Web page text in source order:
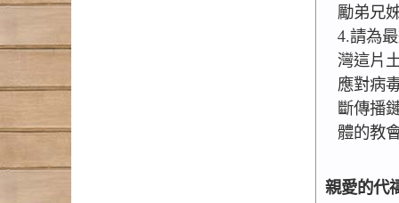
勵弟兄
4.請為
灣這片
應對病
斷傳播
體的教
親愛的代